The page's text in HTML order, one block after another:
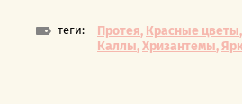
теги: Протея, Красные цветы,
Каллы,Хризантемы,